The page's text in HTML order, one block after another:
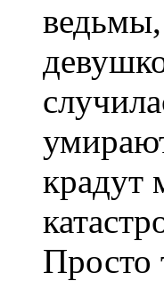
ведьмы,
крадут
Просто